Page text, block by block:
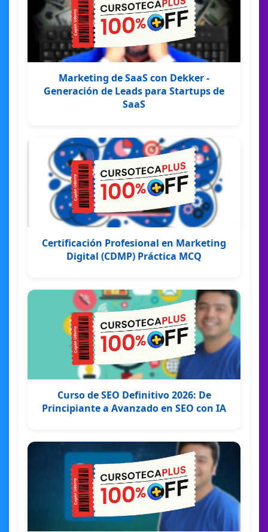
Marketing de SaaS con Dekker -
Generación de Leads para Startups de
SaaS
Certificación Profesional en Marketing
Digital (CDMP) Práctica MCQ
Curso de SEO Definitivo 2026: De
Principiante a Avanzado en SEO con IA